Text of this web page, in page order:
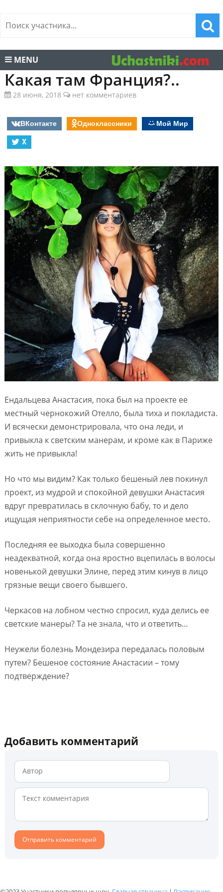
MENU
Какая там Франция?..
28 июня, 2018 нет комментариев
ВКонтакте Одноклассники
Мой Мир
X
Ендальцева Анастасия, пока был на проекте ее
местный чернокожий Отелло, была тиха и покладиста.
И всячески демонстрировала, что она леди, и
привыкла к светским манерам, и кроме как в Париже
жить не привыкла!
Но что мы видим? Как только бешеный лев покинул
проект, из мудрой и спокойной девушки Анастасия
вдруг превратилась в склочную бабу, то и дело
ищущая неприятности себе на определенное место.
Последняя ее выходка была совершенно
неадекватной, когда она яростно вцепилась в волосы
новенькой девушки Элине, перед этим кинув в лицо
грязные вещи своего бывшего.
Черкасов на лобном честно спросил, куда делись ее
светские манеры? Та не знала, что и ответить…
Неужели болезнь Мондезира передалась половым
путем? Бешеное состояние Анастасии – тому
подтверждение?
Добавить комментарий